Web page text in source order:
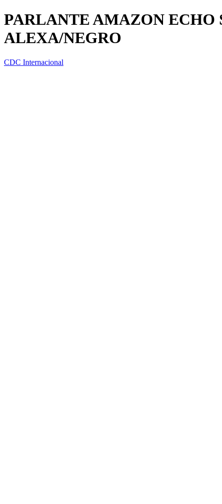
PARLANTE AMAZON ECHO
ALEXA/NEGRO
CDC Internacional